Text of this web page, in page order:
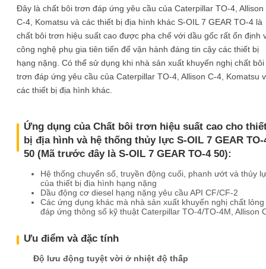
Đây là chất bôi trơn đáp ứng yêu cầu của Caterpillar TO-4, Allison
C-4, Komatsu và các thiết bị địa hình khác S-OIL 7 GEAR TO-4 là
chất bôi trơn hiệu suất cao được pha chế với dầu gốc rất ổn định
công nghệ phụ gia tiên tiến để vận hành đáng tin cậy các thiết bị
hạng nặng. Có thể sử dụng khi nhà sản xuất khuyến nghị chất bôi
trơn đáp ứng yêu cầu của Caterpillar TO-4, Allison C-4, Komatsu
các thiết bị địa hình khác.
Ứng dụng của Chất bôi trơn hiệu suất cao cho
bị địa hình và hệ thống thủy lực S-OIL 7 GEAR TO-
50 (Mã trước đây là S-OIL 7 GEAR TO-4 50):
Hệ thống chuyển số, truyền động cuối, phanh ướt và thủy
của thiết bị địa hình hạng nặng
Dầu động cơ diesel hạng nặng yêu cầu API CF/CF-2
Các ứng dụng khác mà nhà sản xuất khuyến nghị chất lỏng
đáp ứng thông số kỹ thuật Caterpillar TO-4/TO-4M, Allison
Ưu điểm và đặc tính
Độ lưu động tuyệt vời ở nhiệt độ thấp